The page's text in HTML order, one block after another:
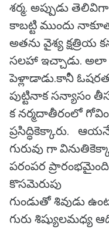
శర్మ. అప్పుడు
కాబట్టి ముందు
అతను వైశ్య క్షత్రియ
సలహా ఇచ్చాడు. అలా
పెళ్లాడాడు.కానీ
పుట్టినాక సన్యాసం
క నర్మదాతీరంలో
ప్రసిద్ధికెక్కారు.
గురువు గా
పరంపర
కొసమెరుపు
గుండుతో శివుడు
గురు శిష్యులమధ్య